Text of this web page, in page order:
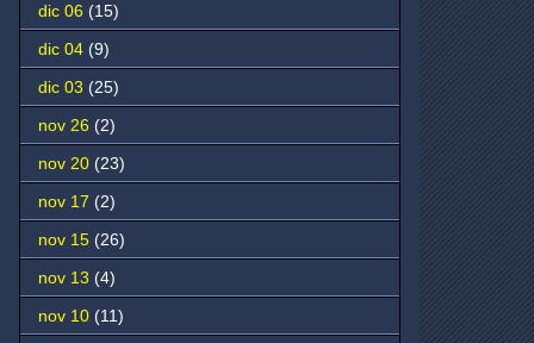
dic 06 (15)
dic 04 (9)
dic 03 (25)
nov 26 (2)
nov 20 (23)
nov 17 (2)
nov 15 (26)
nov 13 (4)
nov 10 (11)